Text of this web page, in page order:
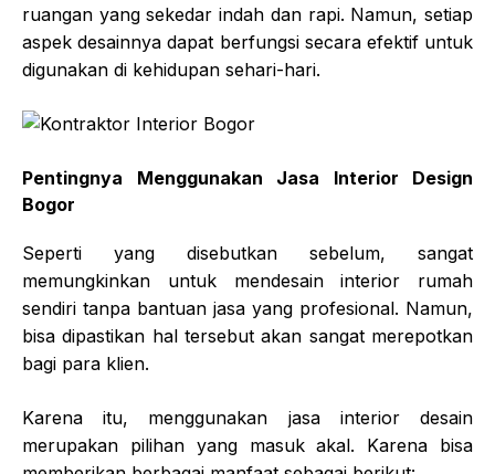
ruangan yang sekedar indah dan rapi. Namun, setiap
aspek desainnya dapat berfungsi secara efektif untuk
digunakan di kehidupan sehari-hari.
Pentingnya Menggunakan Jasa Interior Design
Bogor
Seperti yang disebutkan sebelum, sangat
memungkinkan untuk mendesain interior rumah
sendiri tanpa bantuan jasa yang profesional. Namun,
bisa dipastikan hal tersebut akan sangat merepotkan
bagi para klien.
Karena itu, menggunakan jasa interior desain
merupakan pilihan yang masuk akal. Karena bisa